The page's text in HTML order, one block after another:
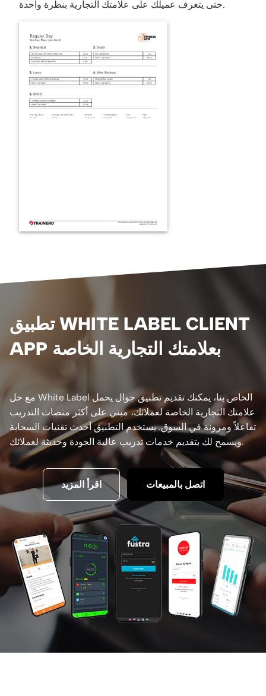
حتى يتعرف عميلك على علامتك التجارية بنظرة واحدة.
تطبيق WHITE LABEL CLIENT
APP بعلامتك التجارية الخاصة
مع حل White Label الخاص بنا، يمكنك تقديم تطبيق جوال يحمل
علامتك التجارية الخاصة لعملائك، مبني على أكثر منصات التدريب
تفاعلاً ومرونة في السوق. يستخدم التطبيق أحدث تقنيات السحابة
ويسمح لك بتقديم خدمات تدريب عالية الجودة وحديثة لعملائك.
اقرأ المزيد اتصل بالمبيعات